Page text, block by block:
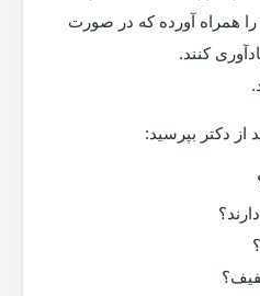
همراه آورده که در صورت
کنند.
دکتر بپرسید: